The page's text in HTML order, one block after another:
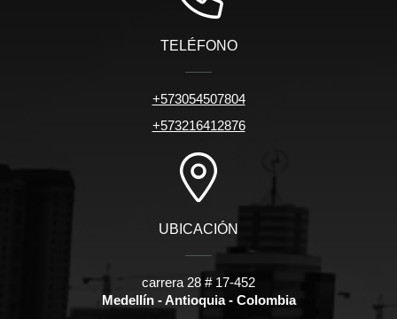
TELÉFONO
+573054507804
+573216412876
UBICACIÓN
carrera 28 # 17-452
Medellín - Antioquia - Colombia